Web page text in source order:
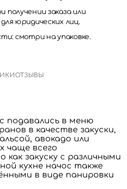
получении заказа или
юридических лиц.
смотри на упаковке.
ОТЗЫВЫ
подавались в меню
в качестве закуски,
авокадо или
чаще всего
закуску с различными
кухне начос также
в виде панировки